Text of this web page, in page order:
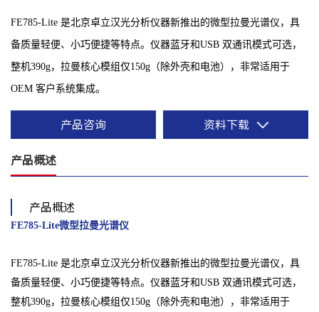
FE785-Lite 是北京卓立汉光分析仪器新推出的微型拉曼光谱仪，具
备质量轻便、小巧便捷等特点。仪器蓝牙和USB 双通讯模式可选，
整机390g，拉曼核心模组仅150g（除外壳和电池），非常适用于
OEM 客户系统集成。
产品咨询 资料下载
产品概述
产品概述
FE785-Lite微型拉曼光谱仪
FE785-Lite 是北京卓立汉光分析仪器新推出的微型拉曼光谱仪，具
备质量轻便、小巧便捷等特点。仪器蓝牙和USB 双通讯模式可选，
整机390g，拉曼核心模组仅150g（除外壳和电池），非常适用于